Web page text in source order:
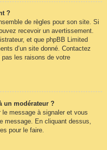
?
de règles pour son site. Si
recevoir un avertissement.
et que phpBB Limited
d’un site donné. Contactez
pas les raisons de votre
un modérateur ?
le message à signaler et vous
message. En cliquant dessus,
pour le faire.